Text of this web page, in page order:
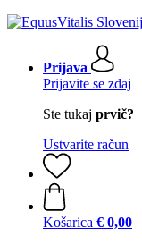
Prijava
Prijavite se zdaj
Ste tukaj prvič?
Ustvarite račun
Košarica € 0,00